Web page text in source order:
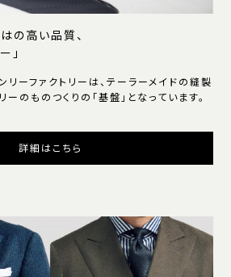
の高い品質、
」
ーファクトリーは、テーラーメイドの縫製
ーのものつくりの「基盤」となっています。
詳細はこちら